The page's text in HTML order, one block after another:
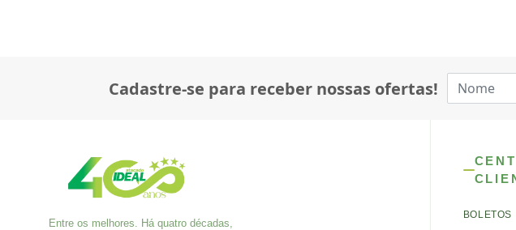
Cadastre-se para receber nossas ofertas!
Entre os melhores. Há quatro décadas,
BOLETOS